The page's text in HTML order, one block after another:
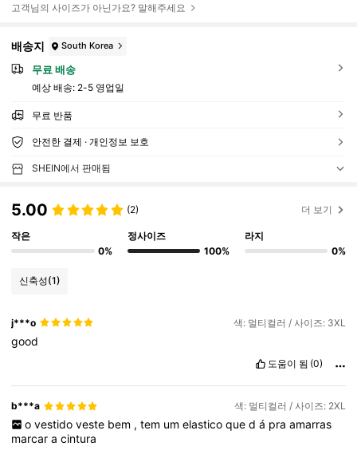
고객님의 사이즈가 아닌가요? 말해주세요
배송지 South Korea
무료 배송
예상 배송: 2-5 영업일
무료 반품
안전한 결제 · 개인정보 보호
SHEIN에서 판매됨
5.00 (2) 더 보기
작은
0%
정사이즈
100%
라지
0%
신축성(1)
j***o 색: 멀티컬러 / 사이즈: 3XL
good
도움이 됨 (0)
b***a 색: 멀티컬러 / 사이즈: 2XL
o vestido veste bem , tem um elastico que d á pra amarras
marcaracintura